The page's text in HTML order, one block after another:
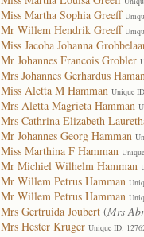
Miss Martha Sophia Greeff
Mr Willem Hendrik Greeff
Miss Jacoba Johanna
Mr Johannes Francois Grobler
Mrs Johannes Gerhardus
Miss Aletta M Hamman Unique
Mrs Aletta Magrieta Hamman
Mrs Cathrina Elizabeth
Mr Johannes Georg Hamman
Miss Marthina F Hamman
Mr Michiel Wilhelm Hamman
Mr Willem Petrus Hamman
Mr Willem Petrus Hamman
Mrs Gertruida Joubert (Mrs
Mrs Hester Kruger Unique ID: